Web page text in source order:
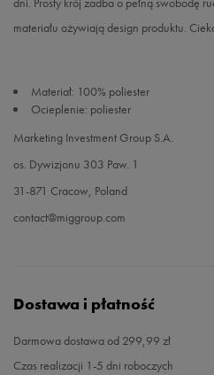
materiału ożywiają design produktu.
Materiał: 100% poliester
Ocieplenie: poliester
Marketing Investment Group S.A.
os. Dywizjonu 303 Paw. 1
31-871 Cracow, Poland
contact@miggroup.com
Dostawa i płatność
Darmowa dostawa od 299,99 zł
Czas realizacji 1-5 dni roboczych